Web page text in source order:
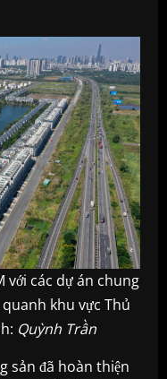
với các dự án chung
khu vực Thủ
Quỳnh Trần
sản đã hoàn thiện